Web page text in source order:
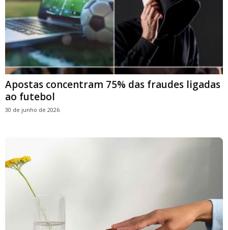
Apostas concentram 75% das fraudes ligadas
ao futebol
30 de junho de 2026